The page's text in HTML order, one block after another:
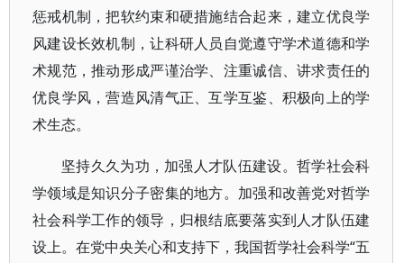
惩戒机制，把软约束和硬措施结合起来，建立优良学
风建设长效机制，让科研人员自觉遵守学术道德和学
术规范，推动形成严谨治学、注重诚信、讲求责任的
优良学风，营造风清气正、互学互鉴、积极向上的学
术生态。
坚持久久为功，加强人才队伍建设。哲学社会科
学领域是知识分子密集的地方。加强和改善党对哲学
社会科学工作的领导，归根结底要落实到人才队伍建
设上。在党中央关心和支持下，我国哲学社会科学“五